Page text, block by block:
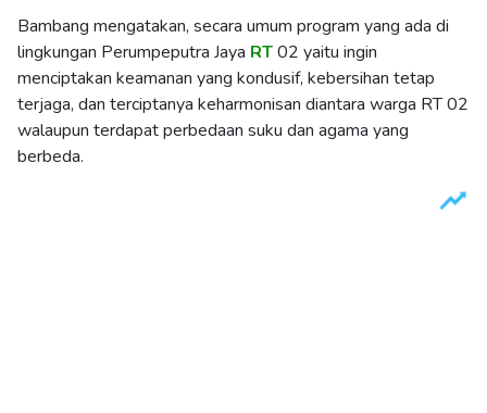
Bambang mengatakan, secara umum program yang ada di
lingkungan Perumpeputra Jaya RT02 yaitu ingin
menciptakan keamanan yang kondusif, kebersihan tetap
terjaga, dan terciptanya keharmonisan diantara warga RT 02
walaupun terdapat perbedaan suku dan agama yang
berbeda.